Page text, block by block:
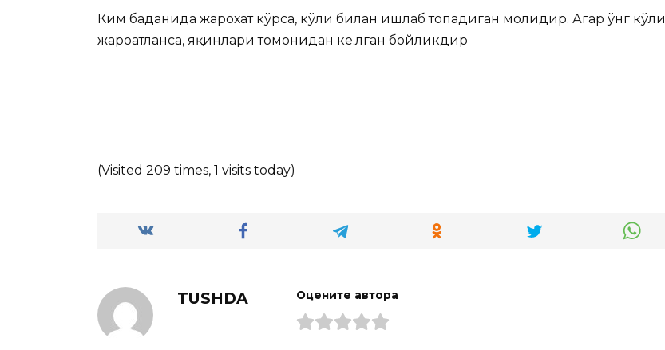
Ким баданида жарохат кўрса, кўли билан ишлаб топадиган молидир. Агар ўнг кўли
жароҳатланса, яқинлари томонидан ке.лган бойликдир
(Visited 209 times, 1 visits today)
TUSHDA Оцените автора